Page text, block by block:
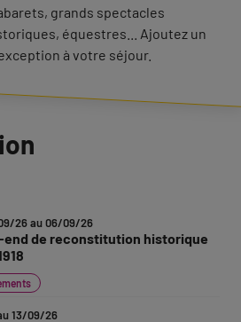
grands spectacles
équestres... Ajoutez un
à votre séjour.
26 au 06/09/26
end de reconstitution historique
13/09/26